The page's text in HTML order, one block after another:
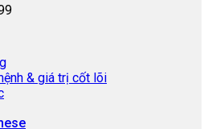
& giá trị cốt lõi